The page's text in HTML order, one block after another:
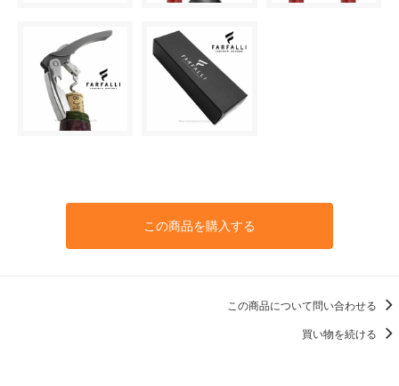
この商品を購入する
この商品について問い合わせる
買い物を続ける